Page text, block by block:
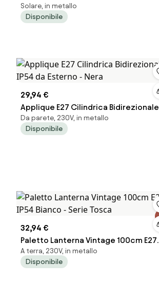
nere con LED dimmerabile a 3 livelli
solare e ricaricabile - Penny
Solare, in metallo
Disponibile
29,94 €
Applique E27 Cilindrica Bidirezionale
IP54 da Esterno - Nera
Da parete, 230V, in metallo
Disponibile
32,94 €
Paletto Lanterna Vintage 100cm E27
IP54 Bianco - Serie Tosca
A terra, 230V, in metallo
Disponibile